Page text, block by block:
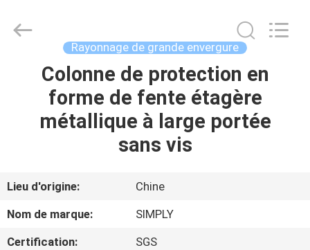
MAISON
PRODUITS
SUJET
DE
NOUS
Rayonnage de grande envergure
Colonne de protection en
forme de fente étagère
métallique à large portée
sans vis
Lieu d'origine:
Chine
Nom de marque:
SIMPLY
Certification:
SGS